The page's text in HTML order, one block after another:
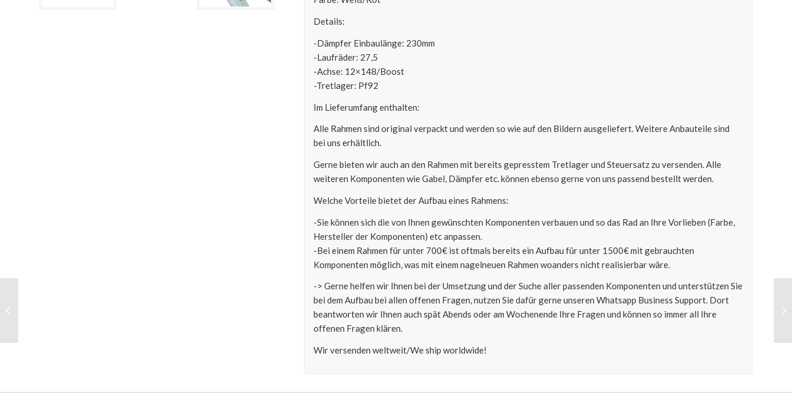
Details:
-Dämpfer Einbaulänge: 230mm
-Laufräder: 27,5
-Achse: 12×148/Boost
-Tretlager: Pf92
Im Lieferumfang enthalten:
Alle Rahmen sind original verpackt und werden so wie auf den Bildern ausgeliefert. Weitere Anbauteile sind
bei uns erhältlich.
Gerne bieten wir auch an den Rahmen mit bereits gepresstem Tretlager und Steuersatz zu versenden. Alle
weiteren Komponenten wie Gabel, Dämpfer etc. können ebenso gerne von uns passend bestellt werden.
Welche Vorteile bietet der Aufbau eines Rahmens:
-Sie können sich die von Ihnen gewünschten Komponenten verbauen und so das Rad an Ihre Vorlieben (Farbe,
Hersteller der Komponenten) etc anpassen.
-Bei einem Rahmen für unter 700€ ist oftmals bereits ein Aufbau für unter 1500€ mit gebrauchten
Komponenten möglich, was mit einem nagelneuen Rahmen woanders nicht realisierbar wäre.
-> Gerne helfen wir Ihnen bei der Umsetzung und der Suche aller passenden Komponenten und unterstützen Sie
bei dem Aufbau bei allen offenen Fragen, nutzen Sie dafür gerne unseren Whatsapp Business Support. Dort
beantworten wir Ihnen auch spät Abends oder am Wochenende Ihre Fragen und können so immer all Ihre
offenen Fragen klären.
Wir versenden weltweit/We ship worldwide!